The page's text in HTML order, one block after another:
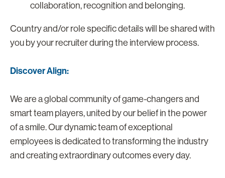
collaboration, recognition and belonging.
Country and/or role specific details will be shared with
you by your recruiter during the interview process.
Discover Align:
We are a global community of game-changers and
smart team players, united by our belief in the power
of a smile. Our dynamic team of exceptional
employees is dedicated to transforming the industry
and creating extraordinary outcomes every day.